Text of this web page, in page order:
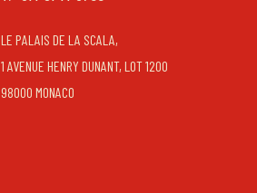
LE PALAIS DE LA SCALA,
1 AVENUE HENRY DUNANT, LOT 1200
98000 MONACO